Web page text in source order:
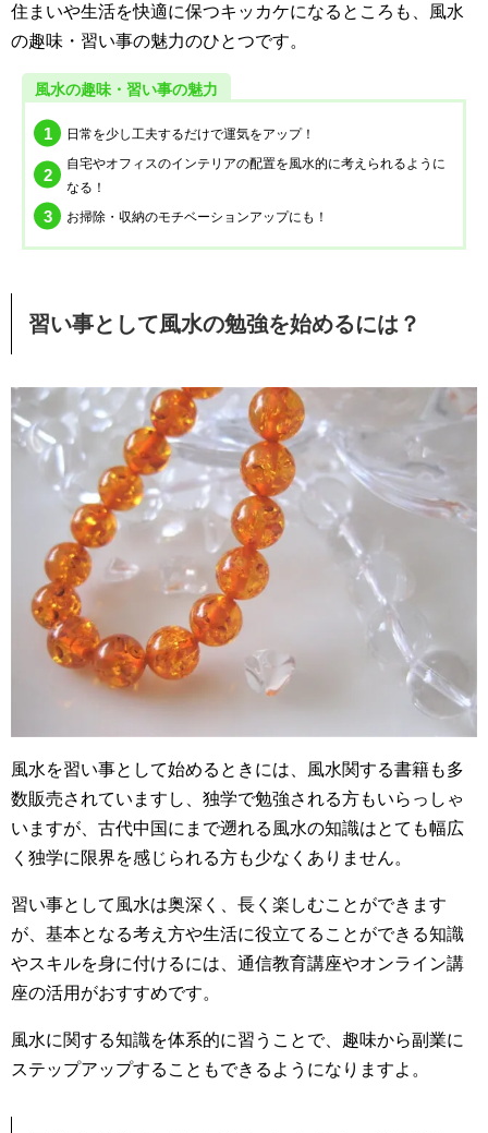
住まいや生活を快適に保つキッカケになるところも、風水
の趣味・習い事の魅力のひとつです。
風水の趣味・習い事の魅力
日常を少し工夫するだけで運気をアップ！
自宅やオフィスのインテリアの配置を風水的に考えられるように
なる！
お掃除・収納のモチベーションアップにも！
習い事として風水の勉強を始めるには？
風水を習い事として始めるときには、風水関する書籍も多
数販売されていますし、独学で勉強される方もいらっしゃ
いますが、古代中国にまで遡れる風水の知識はとても幅広
く独学に限界を感じられる方も少なくありません。
習い事として風水は奥深く、長く楽しむことができます
が、基本となる考え方や生活に役立てることができる知識
やスキルを身に付けるには、通信教育講座やオンライン講
座の活用がおすすめです。
風水に関する知識を体系的に習うことで、趣味から副業に
ステップアップすることもできるようになりますよ。